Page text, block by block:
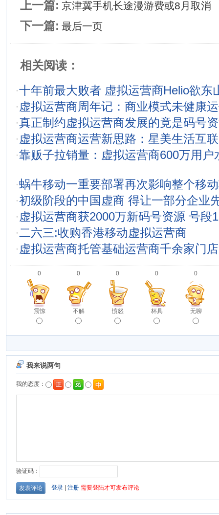
上一篇: 京津冀手机长途漫游费或8月取消
下一篇: 最后一页
相关阅读：
·十年前最大败者 虚拟运营商Helio欲东
· 虚拟运营商周年记：商业模式未健康
·真正制约虚拟运营商发展的竟是码号
· 虚拟运营商运营新思路：星美生活互
·靠贩子拉销量：虚拟运营商600万用户
·蜗牛移动一重要部署再次影响整个移
·初级阶段的中国虚商 得让一部分企业
· 虚拟运营商获2000万新码号资源 号段
·二六三:收购香港移动虚拟运营商
· 虚拟运营商托管基础运营商千余家门
0
震惊
0
不解
0
愤怒
0
杯具
0
无聊